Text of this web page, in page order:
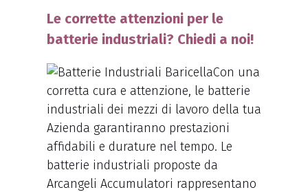
Le corrette attenzioni per le
batterie industriali? Chiedi a noi!
Con una
corretta cura e attenzione, le batterie
industriali dei mezzi di lavoro della tua
Azienda garantiranno prestazioni
affidabili e durature nel tempo. Le
batterie industriali proposte da
Arcangeli Accumulatori rappresentano